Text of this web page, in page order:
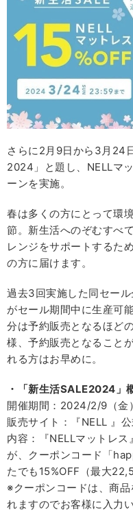
さらに2月9日から3月24
2024」と題し、NELLマ
ーンを実施。
春は多くの方にとって環
節。新生活へのぞむすべ
レンジをサポートするた
の方に届けます。
過去3回実施した同セー
がセール期間中に生産可
分は予約販売となるほど
様、予約販売となること
れる方はお早めに。
・「新生活SALE2024」
開催期間：2024/2/9（
販売サイト：『NELL 』
内容：『NELLマットレ
が、クーポンコード「
たでも15%OFF（最大
※クーポンコードは、商
れますのでお客様に入力